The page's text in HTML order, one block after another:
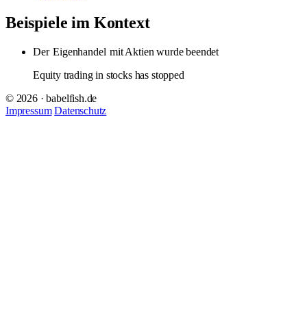
Beispiele im Kontext
Der Eigenhandel mit Aktien wurde beendet
Equity trading in stocks has stopped
© 2026 · babelfish.de
Impressum Datenschutz